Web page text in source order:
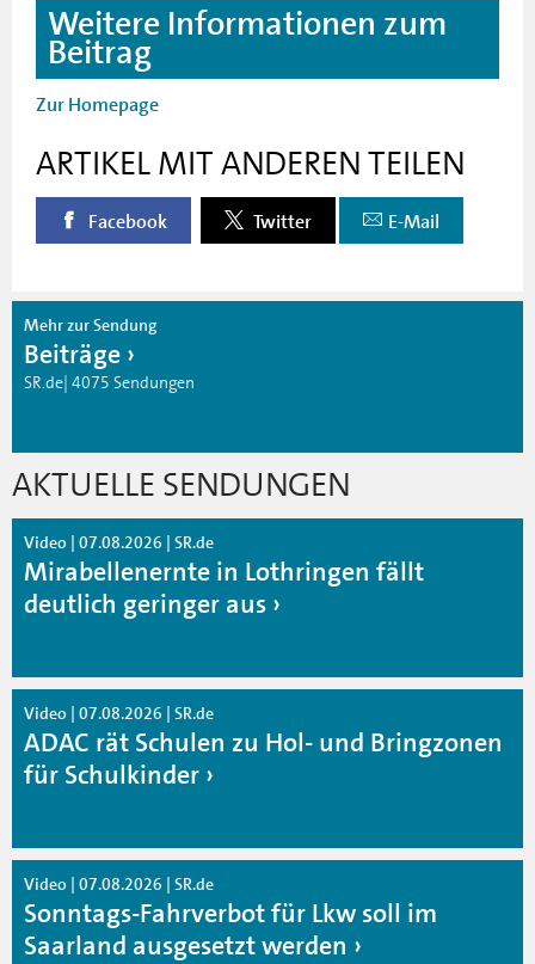
Weitere Informationen zum
Beitrag
Zur Homepage
ARTIKEL MIT ANDEREN TEILEN
Facebook Twitter E-Mail
Mehr zur Sendung
Beiträge
SR.de| 4075 Sendungen
AKTUELLE SENDUNGEN
Video | 07.08.2026 | SR.de
Mirabellenernte in Lothringen fällt
deutlich geringer aus
Video | 07.08.2026 | SR.de
ADAC rät Schulen zu Hol- und Bringzonen
für Schulkinder
Video | 07.08.2026 | SR.de
Sonntags-Fahrverbot für Lkw soll im
Saarland ausgesetzt werden